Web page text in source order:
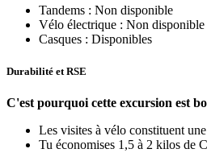
Tandems : Non disponible
Vélo électrique : Non disponible
Casques : Disponibles
Durabilité et RSE
C'est pourquoi cette excursion est
Les visites à vélo constituent
Tu économises 1,5 à 2 kilos de